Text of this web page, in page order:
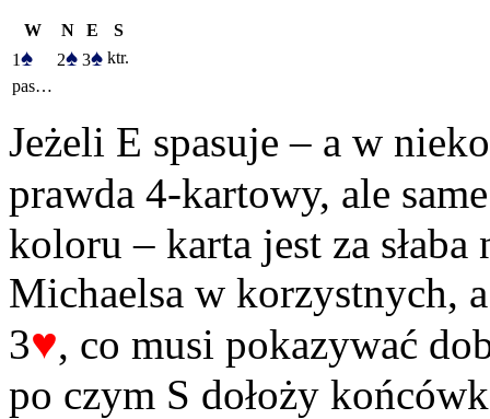
W N E
S
1♠ 2♠ 3♠ ktr.
pas…
Jeżeli E spasuje – a w
prawda 4-kartowy, ale
koloru – karta jest za
Michaelsa w korzystnych,
3♥, co musi pokazywać
po czym S dołoży